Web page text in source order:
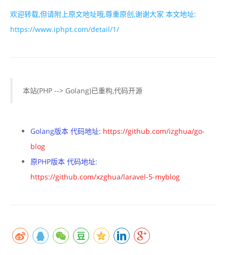
欢迎转载,但请附上原文地址哦,尊重原创,谢谢大家 本文地址:
https://www.iphpt.com/detail/1/
本站(PHP --> Golang)已重构,代码开源
Golang版本 代码地址: https://github.com/izghua/go-
blog
原PHP版本 代码地址:
https://github.com/xzghua/laravel-5-myblog